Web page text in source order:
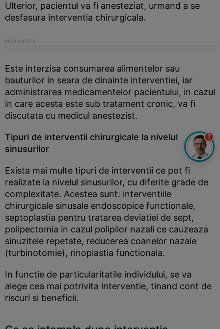
Ulterior, pacientul va fi anesteziat, urmand a se
desfasura interventia chirurgicala.
Este interzisa consumarea alimentelor sau
bauturilor in seara de dinainte interventiei, iar
administrarea medicamentelor pacientului, in cazul
in care acesta este sub tratament cronic, va fi
discutata cu medicul anestezist.
Tipuri de interventii chirurgicale la nivelul
sinusurilor
Exista mai multe tipuri de interventii ce pot fi
realizate la nivelul sinusurilor, cu diferite grade de
complexitate. Acestea sunt: interventiile
chirurgicale sinusale endoscopice functionale,
septoplastia pentru tratarea deviatiei de sept,
polipectomia in cazul polipilor nazali ce cauzeaza
sinuzitele repetate, reducerea coanelor nazale
(turbinotomie), rinoplastia functionala.
In functie de particularitatile individului, se va
alege cea mai potrivita interventie, tinand cont de
riscuri si beneficii.
?